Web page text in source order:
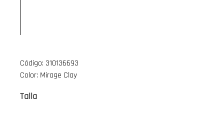
Código: 310136693
Color: Mirage Clay
Talla